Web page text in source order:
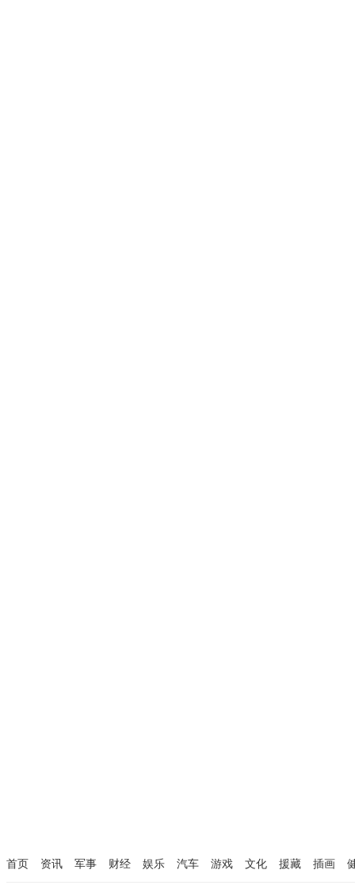
首页 资讯 军事 财经 娱乐 汽车 游戏 文化 援藏 插画